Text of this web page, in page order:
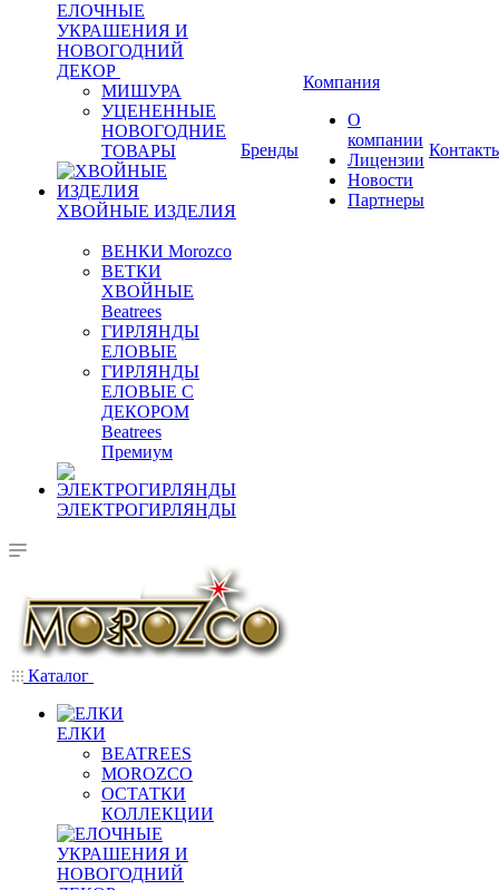
ЕЛОЧНЫЕ
УКРАШЕНИЯ И
НОВОГОДНИЙ
ДЕКОР
МИШУРА
УЦЕНЕННЫЕ
НОВОГОДНИЕ
ТОВАРЫ
ХВОЙНЫЕ ИЗДЕЛИЯ
ВЕНКИ Morozco
ВЕТКИ
ХВОЙНЫЕ
Beatrees
ГИРЛЯНДЫ
ЕЛОВЫЕ
ГИРЛЯНДЫ
ЕЛОВЫЕ С
ДЕКОРОМ
Beatrees
Премиум
ЭЛЕКТРОГИРЛЯНДЫ
Бренды
Компания
О
компании
Лицензии
Новости
Партнеры
Каталог
ЕЛКИ
BEATREES
MOROZCO
ОСТАТКИ
КОЛЛЕКЦИИ